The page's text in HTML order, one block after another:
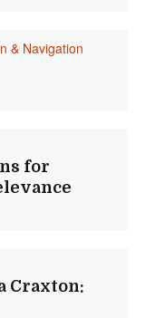
& Navigation
for
Craxton: